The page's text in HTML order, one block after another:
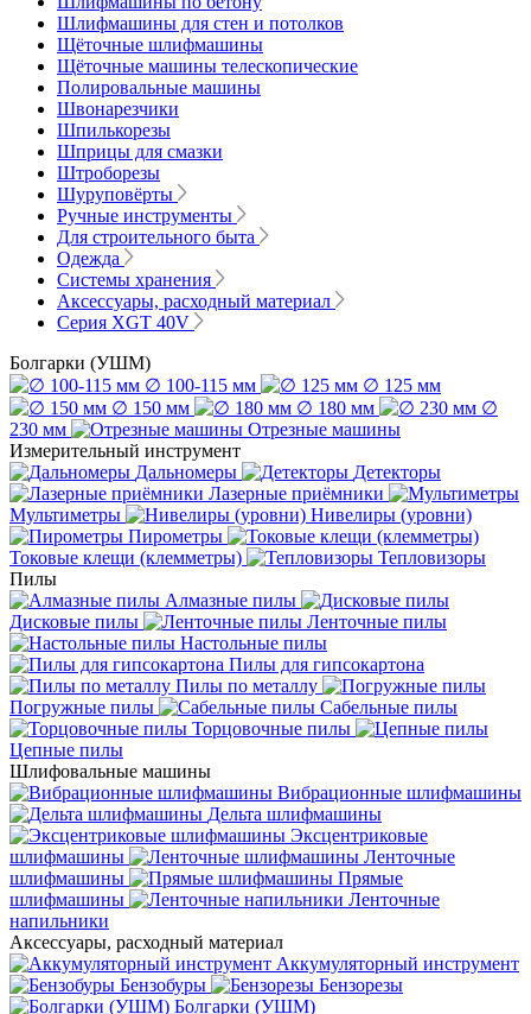
Шлифмашины для стен и потолков
Щёточные шлифмашины
Щёточные машины телескопические
Полировальные машины
Швонарезчики
Шпилькорезы
Шприцы для смазки
Штроборезы
Шуруповёрты
Ручные инструменты
Для строительного быта
Одежда
Системы хранения
Аксессуары, расходный материал
Серия XGT 40V
Болгарки (УШМ)
∅ 100-115 мм
∅ 125 мм
∅ 150 мм
∅ 180 мм
∅
230 мм
Отрезные машины
Измерительный инструмент
Дальномеры
Детекторы
Лазерные приёмники
Мультиметры
Нивелиры (уровни)
Пирометры
Токовые клещи (клемметры)
Тепловизоры
Пилы
Алмазные пилы
Дисковые пилы
Ленточные пилы
Настольные пилы
Пилы для гипсокартона
Пилы по металлу
Погружные пилы
Сабельные пилы
Торцовочные пилы
Цепные пилы
Шлифовальные машины
Вибрационные шлифмашины
Дельта шлифмашины
Эксцентриковые
шлифмашины
Ленточные
шлифмашины
Прямые
шлифмашины
Ленточные
напильники
Аксессуары, расходный материал
Аккумуляторный инструмент
Бензобуры
Бензорезы
Болгарки (УШМ)